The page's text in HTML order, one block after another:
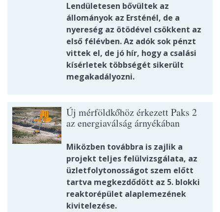
Lendületesen bővültek az
állományok az Ersténél, de a
nyereség az ötödével csökkent az
első félévben. Az adók sok pénzt
vittek el, de jó hír, hogy a csalási
kísérletek többségét sikerült
megakadályozni.
Új mérföldkőhöz érkezett Paks 2
az energiaválság árnyékában
Miközben továbbra is zajlik a
projekt teljes felülvizsgálata, az
üzletfolytonosságot szem előtt
tartva megkezdődött az 5. blokki
reaktorépület alaplemezének
kivitelezése.